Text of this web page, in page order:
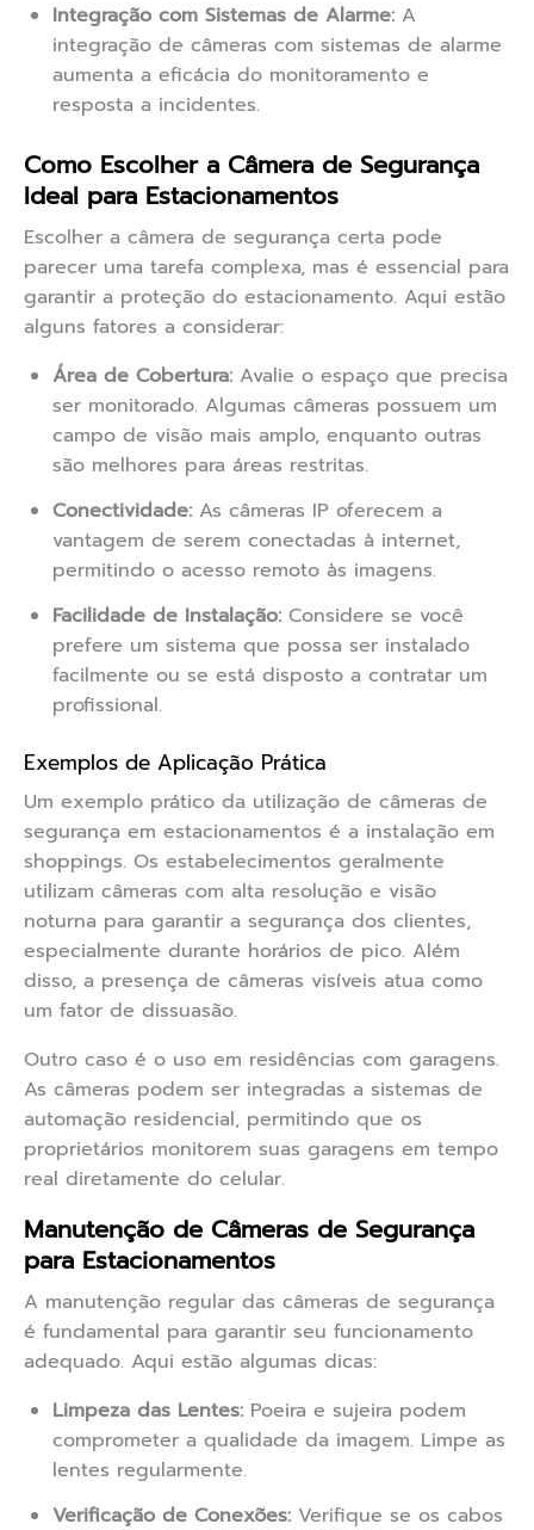
Integração com Sistemas de Alarme: A
integração de câmeras com sistemas de alarme
aumenta a eficácia do monitoramento e
resposta a incidentes.
Como Escolher a Câmera de Segurança
Ideal para Estacionamentos
Escolher a câmera de segurança certa pode
parecer uma tarefa complexa, mas é essencial para
garantir a proteção do estacionamento. Aqui estão
alguns fatores a considerar:
Área de Cobertura: Avalie o espaço que precisa
ser monitorado. Algumas câmeras possuem um
campo de visão mais amplo, enquanto outras
são melhores para áreas restritas.
Conectividade: As câmeras IP oferecem a
vantagem de serem conectadas à internet,
permitindo o acesso remoto às imagens.
Facilidade de Instalação: Considere se você
prefere um sistema que possa ser instalado
facilmente ou se está disposto a contratar um
profissional.
Exemplos de Aplicação Prática
Um exemplo prático da utilização de câmeras de
segurança em estacionamentos é a instalação em
shoppings. Os estabelecimentos geralmente
utilizam câmeras com alta resolução e visão
noturna para garantir a segurança dos clientes,
especialmente durante horários de pico. Além
disso, a presença de câmeras visíveis atua como
um fator de dissuasão.
Outro caso é o uso em residências com garagens.
As câmeras podem ser integradas a sistemas de
automação residencial, permitindo que os
proprietários monitorem suas garagens em tempo
real diretamente do celular.
Manutenção de Câmeras de Segurança
para Estacionamentos
A manutenção regular das câmeras de segurança
é fundamental para garantir seu funcionamento
adequado. Aqui estão algumas dicas:
Limpeza das Lentes: Poeira e sujeira podem
comprometer a qualidade da imagem. Limpe as
lentes regularmente.
Verificação de Conexões: Verifique se os cabos